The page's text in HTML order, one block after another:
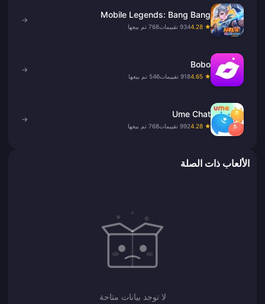
Mobile Legends: Bang Bang
★ 4.28 934 تقييمات 768 تم بيعها
→
Bobo
★ 4.65 918 تقييمات 546 تم بيعها
→
Ume Chat
★ 4.28 992 تقييمات 768 تم بيعها
→
الألعاب ذات الصلة
لا توجد بيانات متاحة